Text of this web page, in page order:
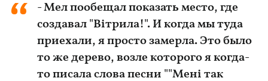
- Мел пообещал показать место, где
создавал "Вітрила!". И когда мы туда
приехали, я просто замерла. Это было
то же дерево, возле которого я когда-
то писала слова песни ""Мені так